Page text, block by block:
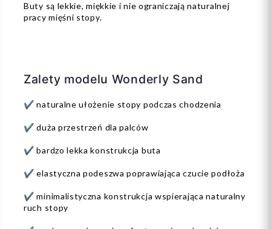
Buty są lekkie, miękkie i nie ograniczają naturalnej
pracy mięśni stopy.
Zalety modelu Wonderly Sand
✔ naturalne ułożenie stopy podczas chodzenia
✔ duża przestrzeń dla palców
✔ bardzo lekka konstrukcja buta
✔ elastyczna podeszwa poprawiająca czucie podłoża
✔ minimalistyczna konstrukcja wspierająca naturalny
ruch stopy